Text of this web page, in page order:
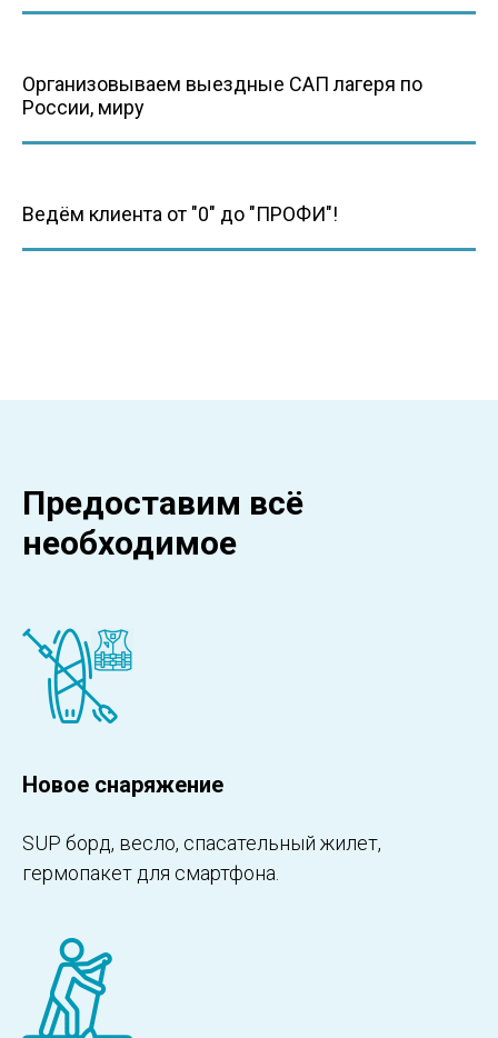
Организовываем выездные САП лагеря по
России, миру
Ведём клиента от "0" до "ПРОФИ"!
Предоставим всё
необходимое
Новое снаряжение
SUP борд, весло, спасательный жилет,
гермопакет для смартфона.